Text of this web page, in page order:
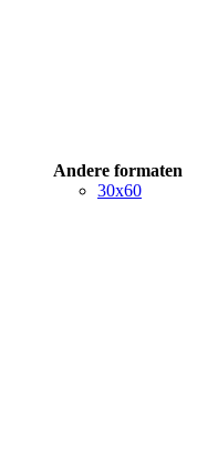
Andere formaten
30x60